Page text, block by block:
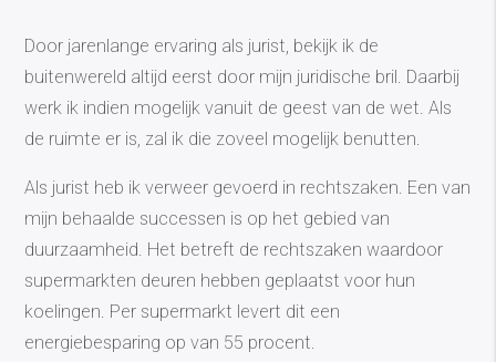
Door jarenlange ervaring als jurist, bekijk ik de
buitenwereld altijd eerst door mijn juridische bril. Daarbij
werk ik indien mogelijk vanuit de geest van de wet. Als
de ruimte er is, zal ik die zoveel mogelijk benutten.
Als jurist heb ik verweer gevoerd in rechtszaken. Een van
mijn behaalde successen is op het gebied van
duurzaamheid. Het betreft de rechtszaken waardoor
supermarkten deuren hebben geplaatst voor hun
koelingen. Per supermarkt levert dit een
energiebesparing op van 55 procent.